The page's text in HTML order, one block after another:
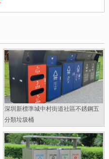
深圳新標準城中村街道社區不銹鋼五
分類垃圾桶